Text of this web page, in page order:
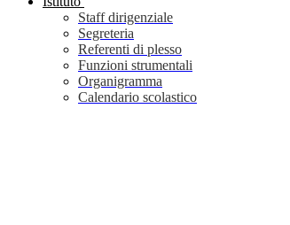
Staff dirigenziale
Segreteria
Referenti di plesso
Funzioni strumentali
Organigramma
Calendario scolastico